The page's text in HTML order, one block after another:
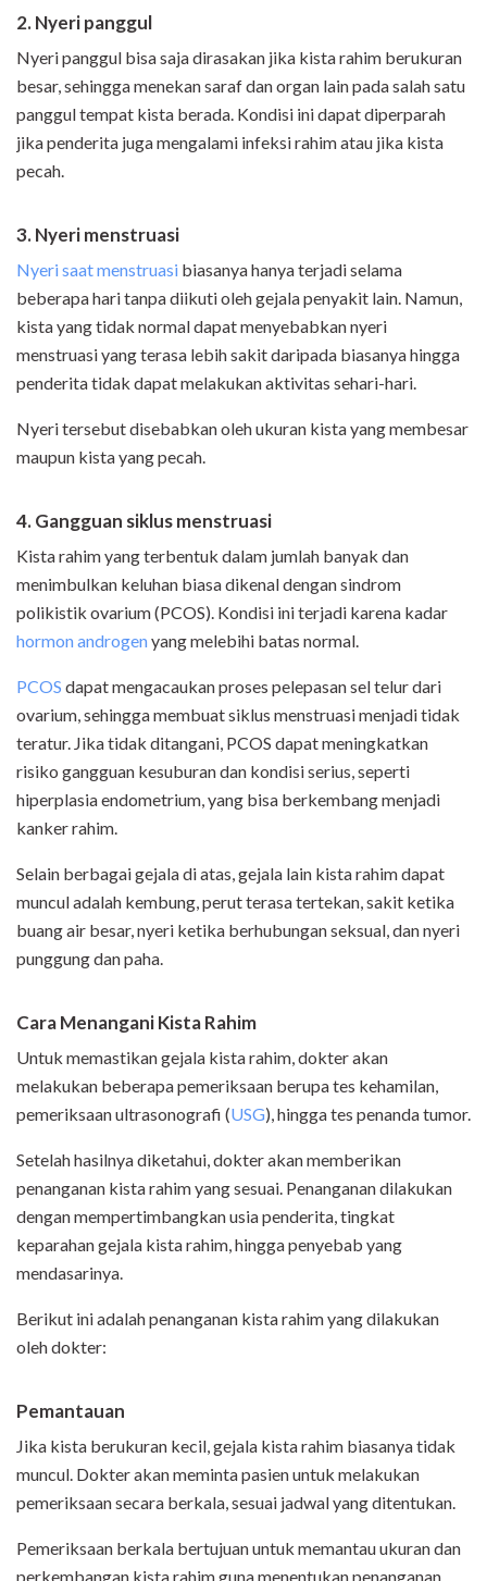
2. Nyeri panggul
Nyeri panggul bisa saja dirasakan jika kista rahim berukuran
besar, sehingga menekan saraf dan organ lain pada salah satu
panggul tempat kista berada. Kondisi ini dapat diperparah
jika penderita juga mengalami infeksi rahim atau jika kista
pecah.
3. Nyeri menstruasi
Nyeri saat menstruasi biasanya hanya terjadi selama
beberapa hari tanpa diikuti oleh gejala penyakit lain. Namun,
kista yang tidak normal dapat menyebabkan nyeri
menstruasi yang terasa lebih sakit daripada biasanya hingga
penderita tidak dapat melakukan aktivitas sehari-hari.
Nyeri tersebut disebabkan oleh ukuran kista yang membesar
maupun kista yang pecah.
4. Gangguan siklus menstruasi
Kista rahim yang terbentuk dalam jumlah banyak dan
menimbulkan keluhan biasa dikenal dengan sindrom
polikistik ovarium (PCOS). Kondisi ini terjadi karena kadar
hormon androgenyang melebihi batas normal.
PCOS dapat mengacaukan proses pelepasan sel telur dari
ovarium, sehingga membuat siklus menstruasi menjadi tidak
teratur. Jika tidak ditangani, PCOS dapat meningkatkan
risiko gangguan kesuburan dan kondisi serius, seperti
hiperplasia endometrium, yang bisa berkembang menjadi
kanker rahim.
Selain berbagai gejala di atas, gejala lain kista rahim dapat
muncul adalah kembung, perut terasa tertekan, sakit ketika
buang air besar, nyeri ketika berhubungan seksual, dan nyeri
punggung dan paha.
Cara Menangani Kista Rahim
Untuk memastikan gejala kista rahim, dokter akan
melakukan beberapa pemeriksaan berupa tes kehamilan,
pemeriksaan ultrasonografi (USG), hingga tes penanda tumor.
Setelah hasilnya diketahui, dokter akan memberikan
penanganan kista rahim yang sesuai. Penanganan dilakukan
dengan mempertimbangkan usia penderita, tingkat
keparahan gejala kista rahim, hingga penyebab yang
mendasarinya.
Berikut ini adalah penanganan kista rahim yang dilakukan
oleh dokter:
Pemantauan
Jika kista berukuran kecil, gejala kista rahim biasanya tidak
muncul. Dokter akan meminta pasien untuk melakukan
pemeriksaan secara berkala, sesuai jadwal yang ditentukan.
Pemeriksaan berkala bertujuan untuk memantau ukuran dan
perkembangan kista rahim guna menentukan penanganan